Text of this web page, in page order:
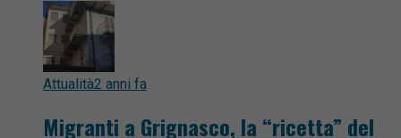
Attualità2 anni fa
Migranti a Grignasco, la “ricetta” del